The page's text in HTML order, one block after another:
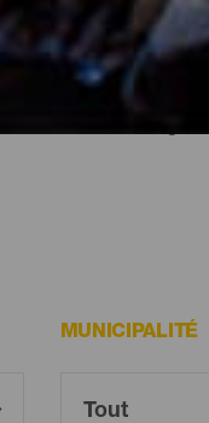
de la capitale,
anciennes ou parmi
ou dans une
MUNICIPALITÉ